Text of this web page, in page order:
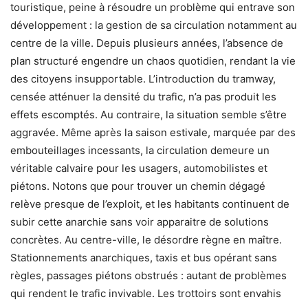
touristique, peine à résoudre un problème qui entrave son
développement : la gestion de sa circulation notamment au
centre de la ville. Depuis plusieurs années, l’absence de
plan structuré engendre un chaos quotidien, rendant la vie
des citoyens insupportable. L’introduction du tramway,
censée atténuer la densité du trafic, n’a pas produit les
effets escomptés. Au contraire, la situation semble s’être
aggravée. Même après la saison estivale, marquée par des
embouteillages incessants, la circulation demeure un
véritable calvaire pour les usagers, automobilistes et
piétons. Notons que pour trouver un chemin dégagé
relève presque de l’exploit, et les habitants continuent de
subir cette anarchie sans voir apparaitre de solutions
concrètes. Au centre-ville, le désordre règne en maître.
Stationnements anarchiques, taxis et bus opérant sans
règles, passages piétons obstrués : autant de problèmes
qui rendent le trafic invivable. Les trottoirs sont envahis